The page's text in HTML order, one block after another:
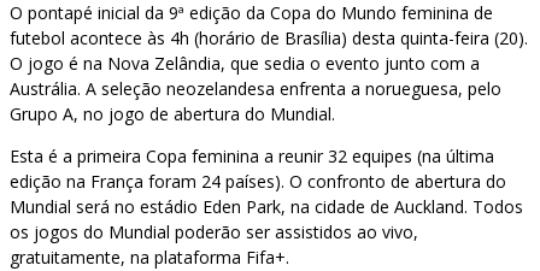
O pontapé inicial da 9ª edição da Copa do Mundo feminina de
futebol acontece às 4h (horário de Brasília) desta quinta-feira (20).
O jogo é na Nova Zelândia, que sedia o evento junto com a
Austrália. A seleção neozelandesa enfrenta a norueguesa, pelo
Grupo A, no jogo de abertura do Mundial.
Esta é a primeira Copa feminina a reunir 32 equipes (na última
edição na França foram 24 países). O confronto de abertura do
Mundial será no estádio Eden Park, na cidade de Auckland. Todos
os jogos do Mundial poderão ser assistidos ao vivo,
gratuitamente, na plataforma Fifa+.